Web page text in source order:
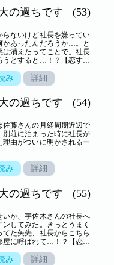
の過ちです (53)
ないけど社長を嫌ってい
あったんだろうか…。と
は消えたってことで。社長
とすると…！？【恋する
み 詳細
の過ちです (54)
佐藤さんの月経周期近辺で
荘に泊まった時に社長が
由がついに明かされるー
み 詳細
の過ちです (55)
か、宇佐木さんの社長へ
してみた。きっとうまく
た矢先、社長からこちら
屋に呼ばれて…！？【恋す
み 詳細